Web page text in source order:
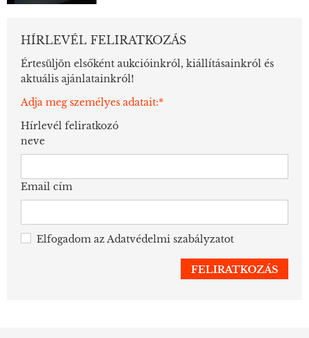
HÍRLEVÉL FELIRATKOZÁS
Értesüljön elsőként aukcióinkról, kiállításainkról és
aktuális ajánlatainkról!
Adja meg személyes adatait:*
Hírlevél feliratkozó
neve
Email cím
Elfogadom azAdatvédelmi szabályzatot